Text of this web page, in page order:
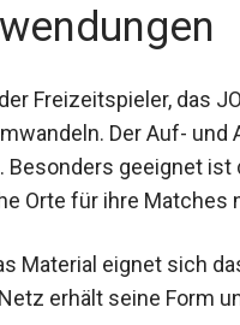
Freizeitspieler, das
Der Auf-
Besonders geeignet
Orte für ihre Matches
Material eignet sich
erhält seine Form